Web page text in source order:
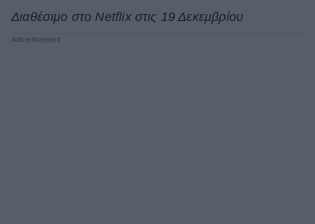
Διαθέσιμο στο Netflix στις 19 Δεκεμβρίου